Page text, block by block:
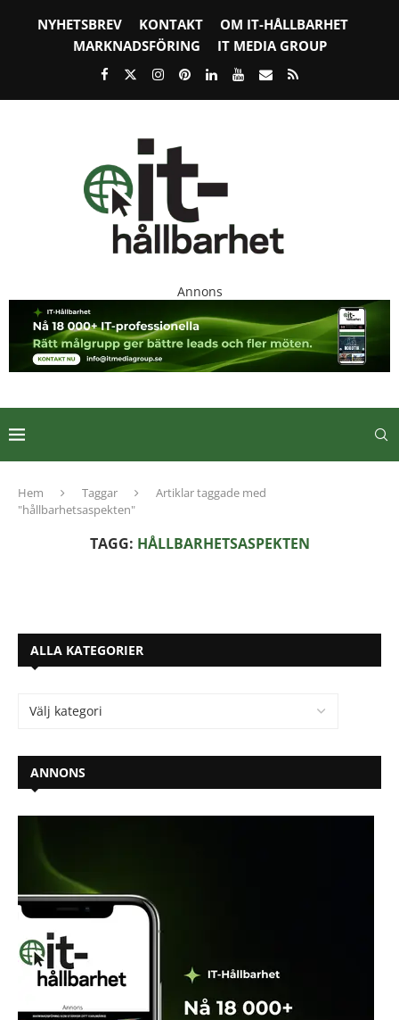
NYHETSBREV KONTAKT
OM IT-HÅLLBARHET
MARKNADSFÖRING
IT MEDIA GROUP
Annons
Hem Taggar
Artiklar taggade med
"hållbarhetsaspekten"
TAGG: HÅLLBARHETSASPEKTEN
ALLA KATEGORIER
ANNONS